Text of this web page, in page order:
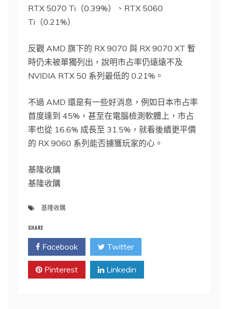
RTX 5070 Ti（0.39%）、RTX 5060
Ti（0.21%）
反觀 AMD 旗下的 RX 9070 與 RX 9070 XT 暫
時仍未被單獨列出，說明市占率仍遠遠不及
NVIDIA RTX 50 系列最低的 0.21%。
不過 AMD 還是有一些好消息，例如日本市占率
首度達到 45%，甚至在電腦檢測軟體上，市占
率也從 16.6% 成長至 31.5%，就看後續更平價
的 RX 9060 系列能否擄獲玩家的心。
基隆收購
基隆收購
基隆收購
SHARE
Facebook Twitter
Pinterest Linkedin